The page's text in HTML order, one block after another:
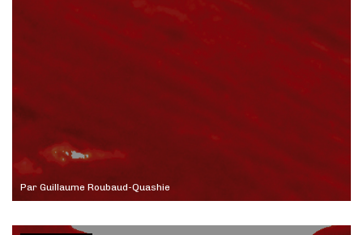
Par Guillaume Roubaud-Quashie